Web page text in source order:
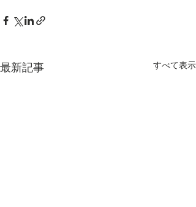
最新記事 すべて表示